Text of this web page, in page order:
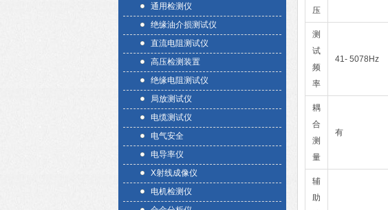
通用检测仪
绝缘油介损测试仪
直流电阻测试仪
高压检测装置
绝缘电阻测试仪
局放测试仪
电缆测试仪
电气安全
电导率仪
X射线成像仪
电机检测仪
压
测
试
频
率
41- 5078Hz
耦
合
测
量
有
辅
助